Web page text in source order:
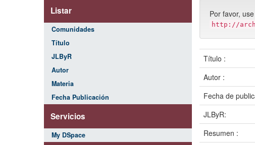
Listar
Comunidades
Título
JLByR
Autor
Materia
Fecha Publicación
Servicios
My DSpace
Por favor,
http://
Título :
Autor :
Fecha de
JLByR:
Resumen :